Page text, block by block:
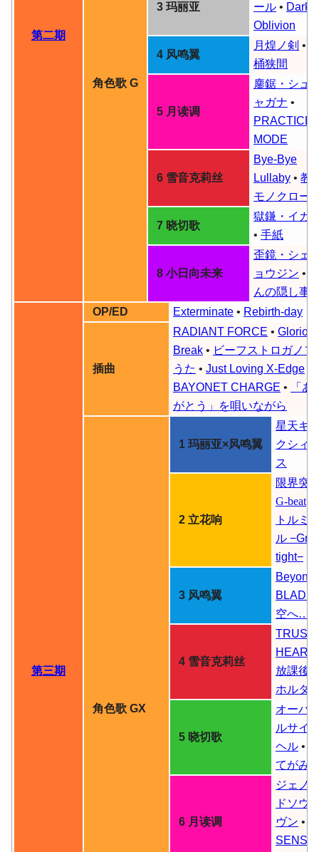
第二期
角色歌 G
3 玛丽亚
ール • Dark
Oblivion
4 风鸣翼
月煌ノ剣 •
桶狭間
5 月读调
鏖鋸・シュ
ャガナ •
PRACTICE
MODE
6 雪音克莉丝
Bye-Bye
Lullaby • 教
モノクロー
7 晓切歌
獄鎌・イガ
• 手紙
8 小日向未来
歪鏡・シェ
ョウジン •
んの隠し事
第三期
OP/ED Exterminate • Rebirth-day
插曲
RADIANT FORCE •
Break • ビーフストロガノフ
うた • Just Loving X-Edge
BAYONET CHARGE •
「あ
がとう」を唄いながら
角色歌 GX
1 玛丽亚×风鸣翼
星天ギ
クシィ
ス
2 立花响
限界突
G-beat
トルミ
ル
tight−
3 风鸣翼
Beyond
BLADE
空へ…
4 雪音克莉丝
TRUST
HEART
放課後
ホルダ
5 晓切歌
オーバ
ルサイ
ヘル •
てがみ
6 月读调
ジェノ
ドソウ
ヴン •
SENSE